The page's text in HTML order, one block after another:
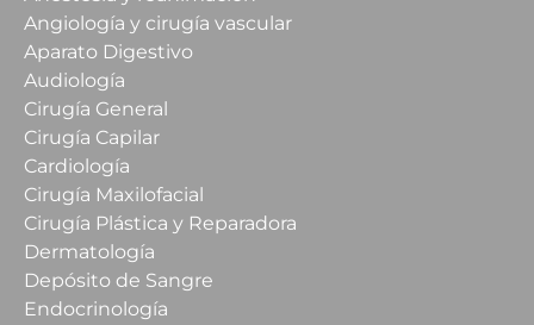
Angiología y cirugía vascular
Aparato Digestivo
Audiología
Cirugía General
Cirugía Capilar
Cardiología
Cirugía Maxilofacial
Cirugía Plástica y Reparadora
Dermatología
Depósito de Sangre
Endocrinología